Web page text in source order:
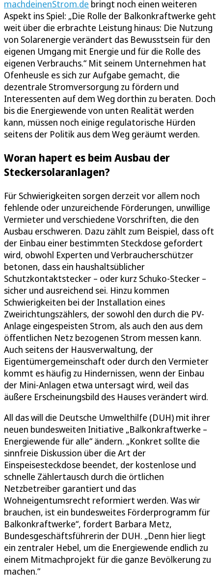
machdeinenStrom.de bringt noch einen weiteren
Aspekt ins Spiel: „Die Rolle der Balkonkraftwerke geht
weit über die erbrachte Leistung hinaus: Die Nutzung
von Solarenergie verändert das Bewusstsein für den
eigenen Umgang mit Energie und für die Rolle des
eigenen Verbrauchs.“ Mit seinem Unternehmen hat
Ofenheusle es sich zur Aufgabe gemacht, die
dezentrale Stromversorgung zu fördern und
Interessenten auf dem Weg dorthin zu beraten. Doch
bis die Energiewende von unten Realität werden
kann, müssen noch einige regulatorische Hürden
seitens der Politik aus dem Weg geräumt werden.
Woran hapert es beim Ausbau der
Steckersolaranlagen?
Für Schwierigkeiten sorgen derzeit vor allem noch
fehlende oder unzureichende Förderungen, unwillige
Vermieter und verschiedene Vorschriften, die den
Ausbau erschweren. Dazu zählt zum Beispiel, dass oft
der Einbau einer bestimmten Steckdose gefordert
wird, obwohl Experten und Verbraucherschützer
betonen, dass ein haushaltsüblicher
Schutzkontaktstecker – oder kurz Schuko-Stecker –
sicher und ausreichend sei. Hinzu kommen
Schwierigkeiten bei der Installation eines
Zweirichtungszählers, der sowohl den durch die PV-
Anlage eingespeisten Strom, als auch den aus dem
öffentlichen Netz bezogenen Strom messen kann.
Auch seitens der Hausverwaltung, der
Eigentümergemeinschaft oder durch den Vermieter
kommt es häufig zu Hindernissen, wenn der Einbau
der Mini-Anlagen etwa untersagt wird, weil das
äußere Erscheinungsbild des Hauses verändert wird.
All das will die Deutsche Umwelthilfe (DUH) mit ihrer
neuen bundesweiten Initiative „Balkonkraftwerke –
Energiewende für alle“ ändern. „Konkret sollte die
sinnfreie Diskussion über die Art der
Einspeisesteckdose beendet, der kostenlose und
schnelle Zählertausch durch die örtlichen
Netzbetreiber garantiert und das
Wohneigentumsrecht reformiert werden. Was wir
brauchen, ist ein bundesweites Förderprogramm für
Balkonkraftwerke“, fordert Barbara Metz,
Bundesgeschäftsführerin der DUH. „Denn hier liegt
ein zentraler Hebel, um die Energiewende endlich zu
einem Mitmachprojekt für die ganze Bevölkerung zu
machen.“